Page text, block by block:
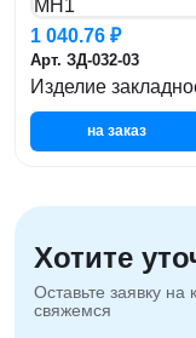
1 040.76 ₽
Арт. ЗД-032-03
Изделие
на заказ
Хотите
Оставьте заявку
свяжемся